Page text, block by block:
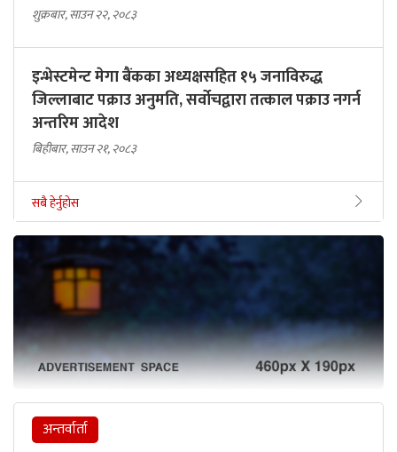
शुक्रबार, साउन २२, २०८३
इन्भेस्टमेन्ट मेगा बैंकका अध्यक्षसहित १५ जनाविरुद्ध
जिल्लाबाट पक्राउ अनुमति, सर्वोचद्वारा तत्काल पक्राउ नगर्न
अन्तरिम आदेश
बिहीबार, साउन २१, २०८३
सबै हेर्नुहोस
अन्तर्वार्ता